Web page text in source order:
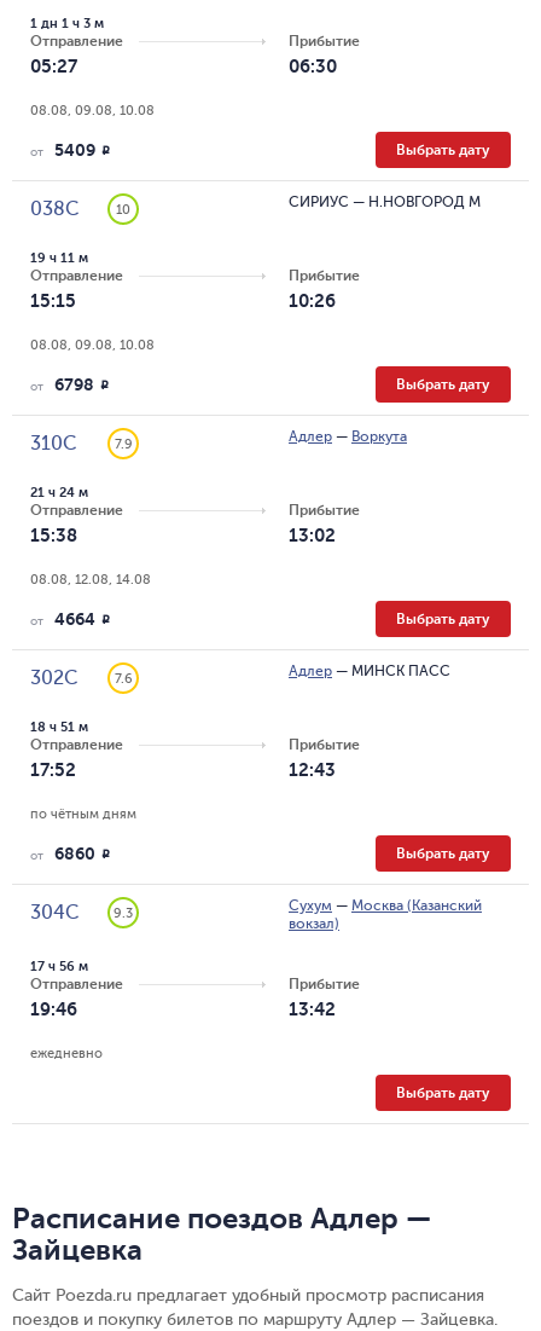
Отправление
05:27
1 дн 1 ч 3 м
Прибытие
06:30
08.08, 09.08, 10.08
от 5409 R Выбрать дату
038С 10 СИРИУС — Н.НОВГОРОД М
Отправление
15:15
19 ч 11 м
Прибытие
10:26
08.08, 09.08, 10.08
от 6798 R Выбрать дату
310С 7.9 Адлер — Воркута
Отправление
15:38
21 ч 24 м
Прибытие
13:02
08.08, 12.08, 14.08
от 4664 R Выбрать дату
302С 7.6 Адлер — МИНСК ПАСС
Отправление
17:52
18 ч 51 м
Прибытие
12:43
по чётным дням
от 6860 R Выбрать дату
304С 9.3 Сухум — Москва (Казанский
вокзал)
Отправление
19:46
17 ч 56 м
Прибытие
13:42
ежедневно
Выбрать дату
Расписание поездов Адлер —
Зайцевка
Сайт Poezda.ru предлагает удобный просмотр расписания
поездов и покупку билетов по маршруту Адлер — Зайцевка.